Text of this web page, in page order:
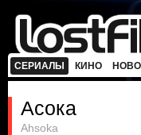
СЕРИАЛЫ КИНО
Асока
Ahsoka